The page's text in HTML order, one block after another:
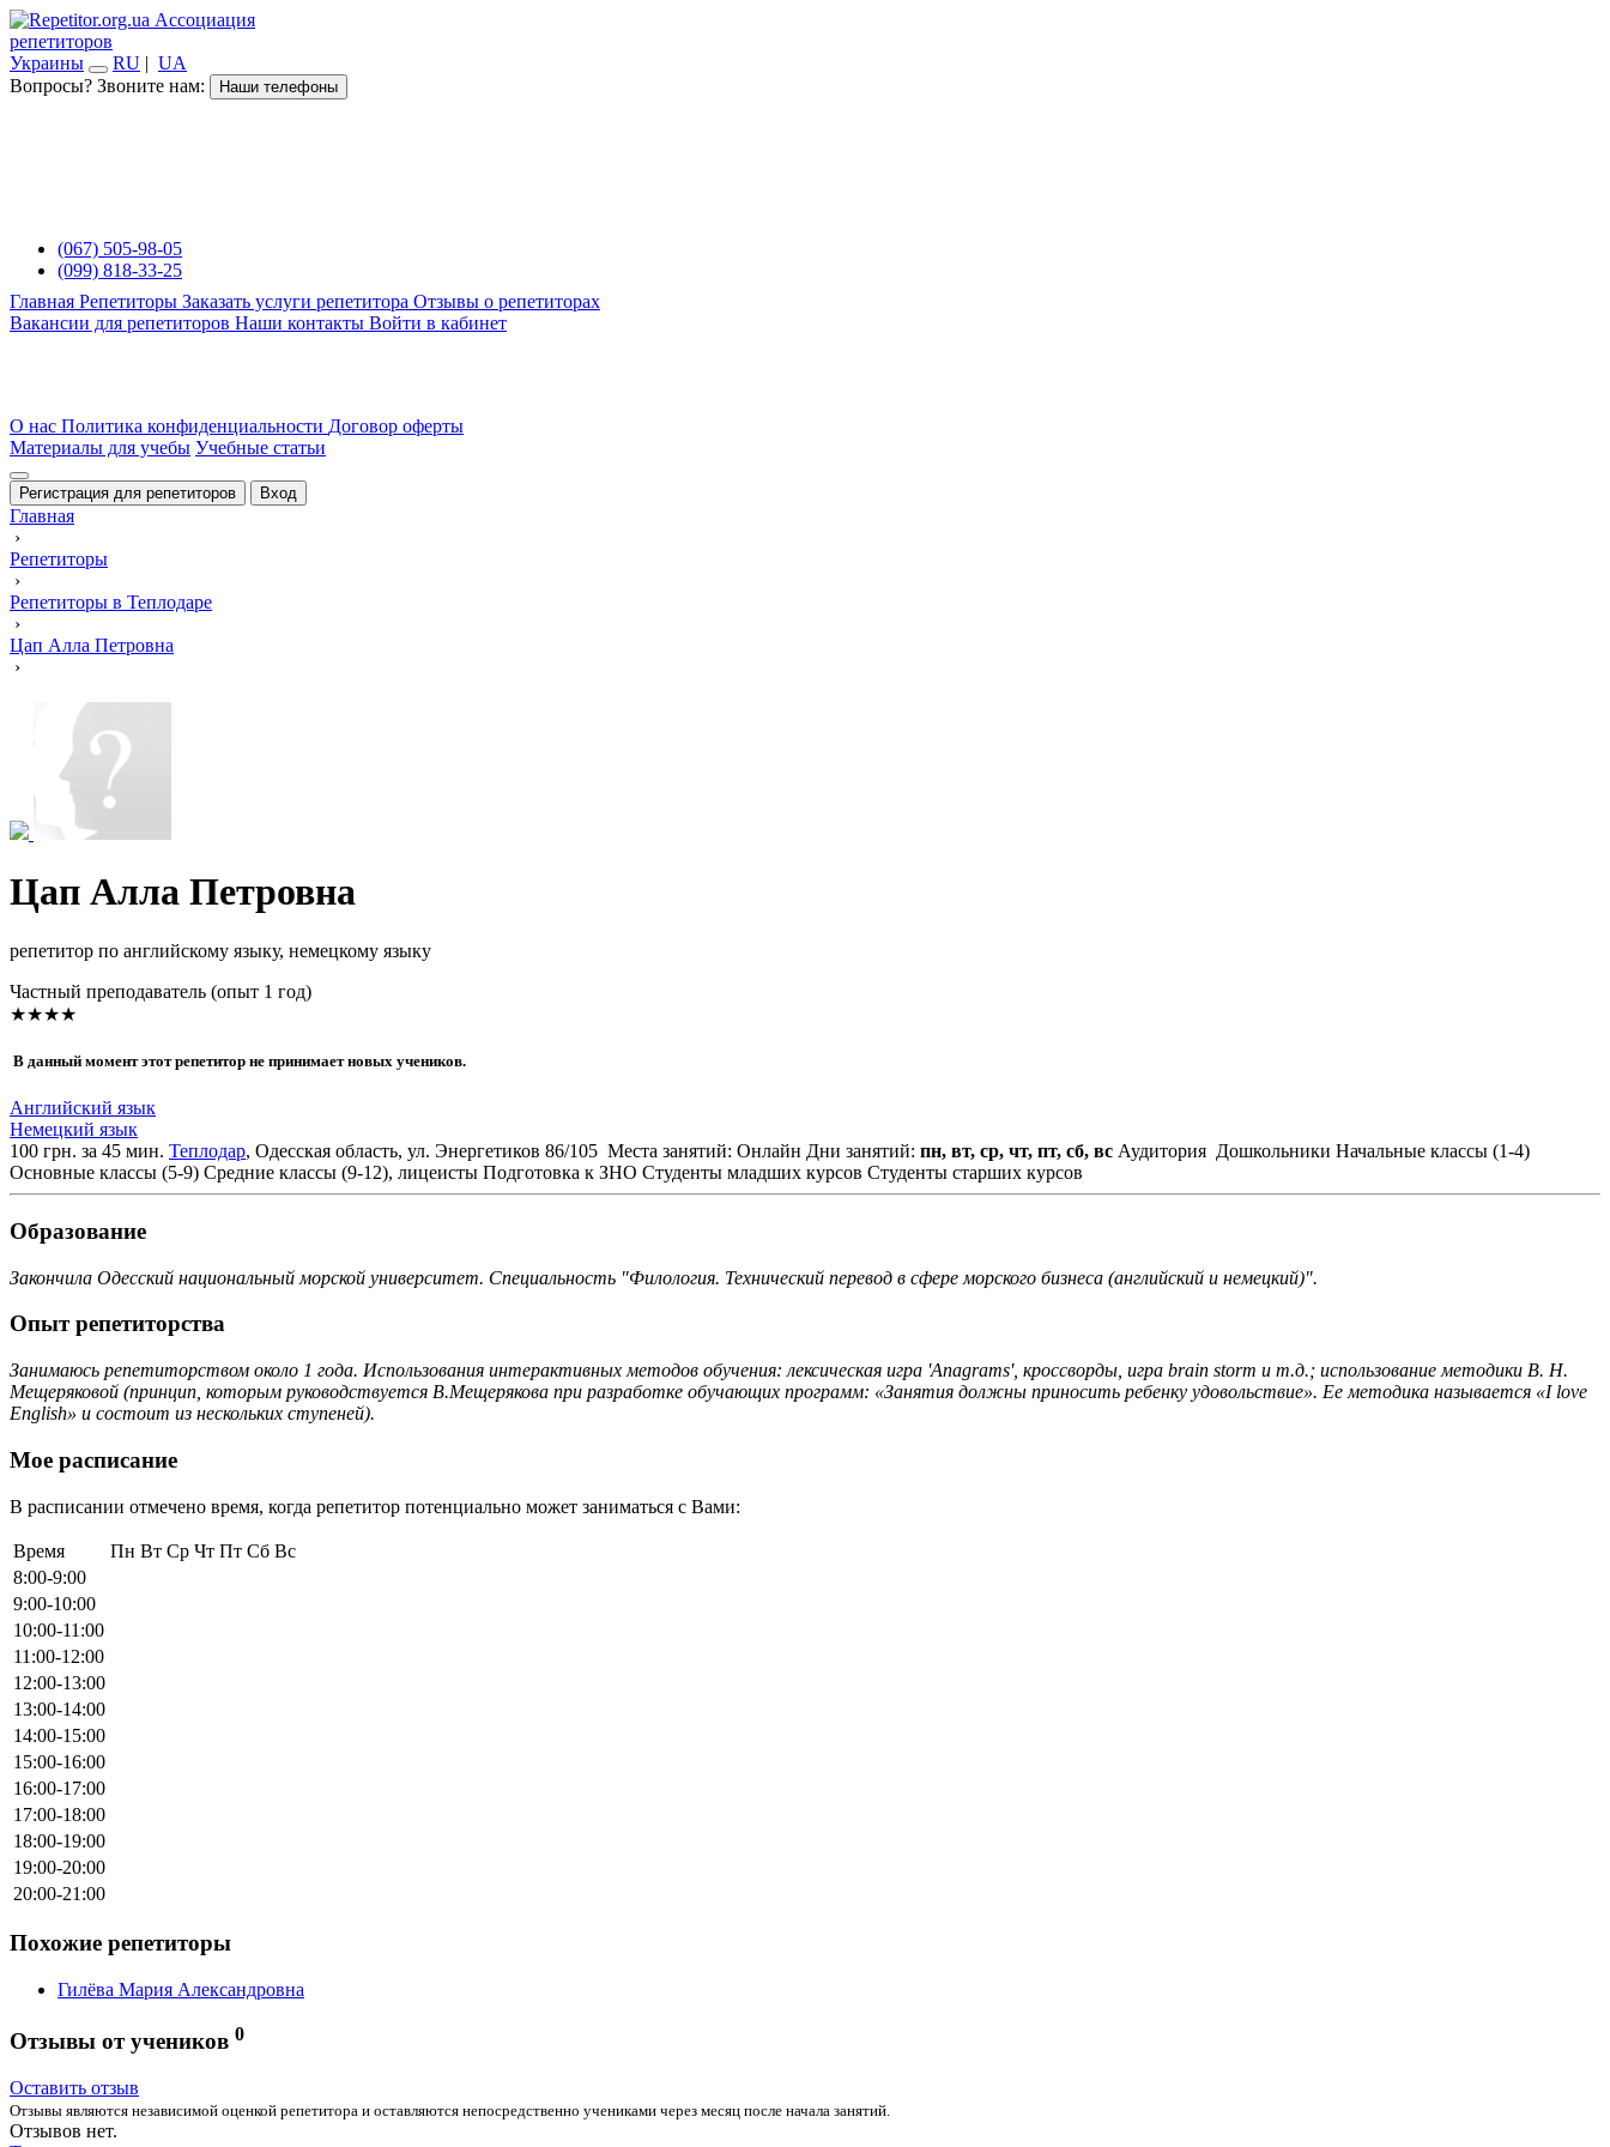
Ассоциация
репетиторов
Украины
RU | UA
Вопросы? Звоните нам:
Наши телефоны
(067) 505-98-05
(099) 818-33-25
Главная Репетиторы Заказать услуги репетитора Отзывы о репетиторах
Вакансии для репетиторов Наши контакты Войти в кабинет
О нас Политика конфиденциальности Договор оферты
Материалы для учебы Учебные статьи
Регистрация для репетиторов Вход
Главная
›
Репетиторы
›
Репетиторы в Теплодаре
›
Цап Алла Петровна
›
Цап Алла Петровна
репетитор по английскому языку, немецкому языку
Частный преподаватель (опыт 1 год)
★★★★
В данный момент этот репетитор не принимает новых учеников.
Английский язык
Немецкий язык
100 грн. за 45 мин. Теплодар, Одесская область, ул. Энергетиков 86/105 Места занятий: Онлайн Дни занятий: пн, вт, ср, чт, пт, сб, вс Аудитория Дошкольники Начальные классы (1-4)
Основные классы (5-9) Средние классы (9-12), лицеисты Подготовка к ЗНО Студенты младших курсов Студенты старших курсов
Образование
Закончила Одесский национальный морской университет. Специальность "Филология. Технический перевод в сфере морского бизнеса (английский и немецкий)".
Опыт репетиторства
Занимаюсь репетиторством около 1 года. Использования интерактивных методов обучения: лексическая игра 'Anagrams', кроссворды, игра brain storm и т.д.; использование методики В. Н.
Мещеряковой (принцип, которым руководствуется В.Мещерякова при разработке обучающих программ: «Занятия должны приносить ребенку удовольствие». Ее методика называется «I love
English» и состоит из нескольких ступеней).
Мое расписание
В расписании отмечено время, когда репетитор потенциально может заниматься с Вами:
Время Пн Вт Ср Чт Пт Сб Вс
8:00-9:00
9:00-10:00
10:00-11:00
11:00-12:00
12:00-13:00
13:00-14:00
14:00-15:00
15:00-16:00
16:00-17:00
17:00-18:00
18:00-19:00
19:00-20:00
20:00-21:00
Похожие репетиторы
Гилёва Мария Александровна
Отзывы от учеников 0
Оставить отзыв
Отзывы являются независимой оценкой репетитора и оставляются непосредственно учениками через месяц после начала занятий.
Отзывов нет.